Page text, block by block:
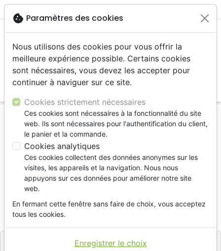
menu
Accueil Bibles
Segond
BIBLE SEGOND ESAIE 55 QUADRI CIEL SOUPLE
260
Bible Esaie 55 No 260
Bible Quadri Ciel
Segond 1880 révisée
RéférenceSEG8326 EAN9782914483261
Esaïe 55
cookie Paramètres des cookies
Nous utilisons des cookies pour vous offrir la
meilleure expérience possible. Certains cookies
sont nécessaires, vous devez les accepter pour
continuer à naviguer sur ce site.
Cookies strictement nécessaires
Ces cookies sont nécessaires à la fonctionnalité du site
web. Ils sont nécessaires pour l'authentification du client,
le panier et la commande.
Cookies analytiques
Ces cookies collectent des données anonymes sur les
visites, les appareils et la navigation. Nous nous
appuyons sur ces données pour améliorer notre site
web.
En fermant cette fenêtre sans faire de choix, vous acceptez
tous les cookies.
Enregistrer le choix